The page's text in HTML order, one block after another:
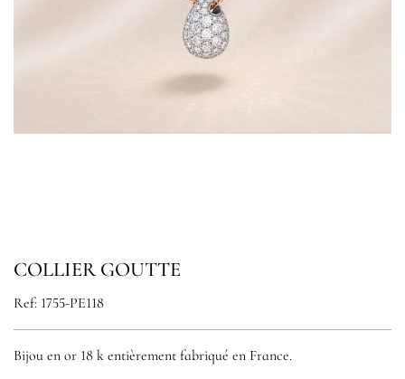
COLLIER GOUTTE
Ref: 1755-PE118
Bijou en or 18 k entièrement fabriqué en France.